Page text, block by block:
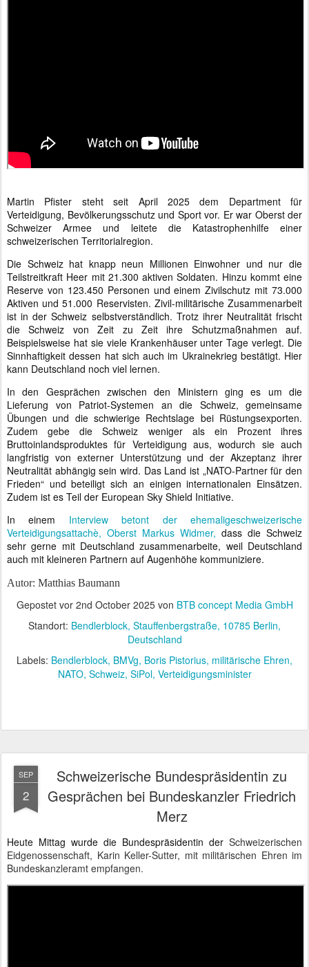
Martin Pfister steht seit April 2025 dem Department für
Verteidigung, Bevölkerungsschutz und Sport vor. Er war Oberst der
Schweizer Armee und leitete die Katastrophenhilfe einer
schweizerischen Territorialregion.
Die Schweiz hat knapp neun Millionen Einwohner und nur die
Teilstreitkraft Heer mit 21.300 aktiven Soldaten. Hinzu kommt eine
Reserve von 123.450 Personen und einem Zivilschutz mit 73.000
Aktiven und 51.000 Reservisten. Zivil-militärische Zusammenarbeit
ist in der Schweiz selbstverständlich. Trotz ihrer Neutralität frischt
die Schweiz von Zeit zu Zeit ihre Schutzmaßnahmen auf.
Beispielsweise hat sie viele Krankenhäuser unter Tage verlegt. Die
Sinnhaftigkeit dessen hat sich auch im Ukrainekrieg bestätigt. Hier
kann Deutschland noch viel lernen.
In den Gesprächen zwischen den Ministern ging es um die
Lieferung von Patriot-Systemen an die Schweiz, gemeinsame
Übungen und die schwierige Rechtslage bei Rüstungsexporten.
Zudem gebe die Schweiz weniger als ein Prozent ihres
Bruttoinlandsproduktes für Verteidigung aus, wodurch sie auch
langfristig von externer Unterstützung und der Akzeptanz ihrer
Neutralität abhängig sein wird. Das Land ist „NATO-Partner für den
Frieden“ und beteiligt sich an einigen internationalen Einsätzen.
Zudem ist es Teil der European Sky Shield Initiative.
In einem Interview betont der ehemaligeschweizerische
Verteidigungsattachè, Oberst Markus Widmer, dass die Schweiz
sehr gerne mit Deutschland zusammenarbeite, weil Deutschland
auch mit kleineren Partnern auf Augenhöhe kommuniziere.
Autor: Matthias Baumann
Gepostet vor 2nd October 2025von BTB concept Media GmbH
Standort: Bendlerblock, Stauffenbergstraße, 10785 Berlin,
Deutschland
Labels: Bendlerblock BMVg Boris Pistorius militärische Ehren
NATO Schweiz SiPol Verteidigungsminister
SEP
2
Schweizerische Bundespräsidentin zu
Gesprächen bei Bundeskanzler Friedrich
Merz
Heute Mittag wurde die Bundespräsidentin der Schweizerischen
Eidgenossenschaft, Karin Keller-Sutter, mit militärischen Ehren im
Bundeskanzleramt empfangen.